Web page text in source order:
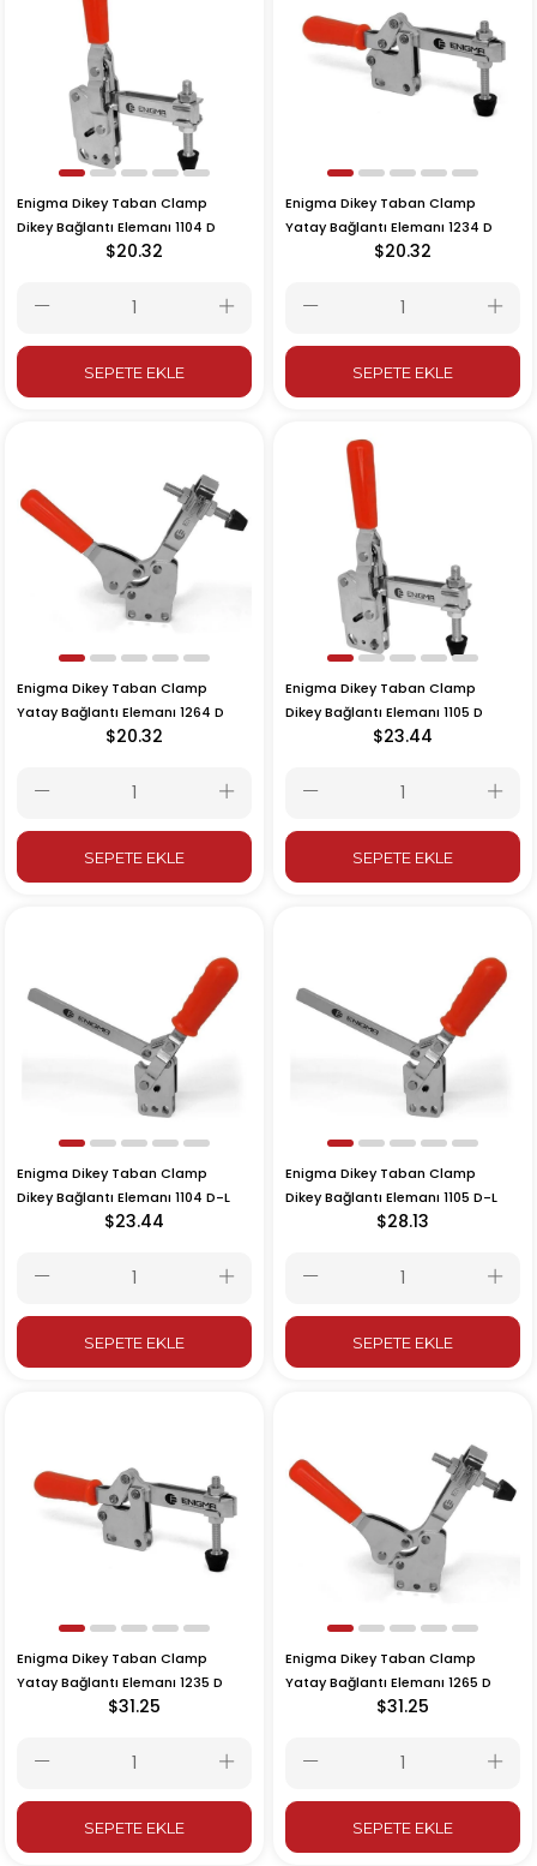
Enigma Dikey Taban Clamp
Dikey Bağlantı Elemanı 1104 D
$20.32
SEPETE EKLE
Enigma Dikey Taban Clamp
Yatay Bağlantı Elemanı 1234 D
$20.32
SEPETE EKLE
Enigma Dikey Taban Clamp
Yatay Bağlantı Elemanı 1264 D
$20.32
SEPETE EKLE
Enigma Dikey Taban Clamp
Dikey Bağlantı Elemanı 1105 D
$23.44
SEPETE EKLE
Enigma Dikey Taban Clamp
Dikey Bağlantı Elemanı 1104 D-L
$23.44
SEPETE EKLE
Enigma Dikey Taban Clamp
Dikey Bağlantı Elemanı 1105 D-L
$28.13
SEPETE EKLE
Enigma Dikey Taban Clamp
Yatay Bağlantı Elemanı 1235 D
$31.25
SEPETE EKLE
Enigma Dikey Taban Clamp
Yatay Bağlantı Elemanı 1265 D
$31.25
SEPETE EKLE